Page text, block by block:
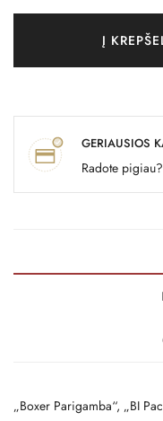
Į
GERIAUSIOS
Radote
„Boxer Parigamba“, „BI